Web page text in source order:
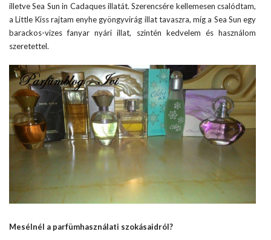
illetve Sea Sun in Cadaques illatát. Szerencsére kellemesen csalódtam,
a Little Kiss rajtam enyhe gyöngyvirág illat tavaszra, míg a Sea Sun egy
barackos-vizes fanyar nyári illat, szintén kedvelem és használom
szeretettel.
Mesélnél a parfümhasználati szokásaidról?